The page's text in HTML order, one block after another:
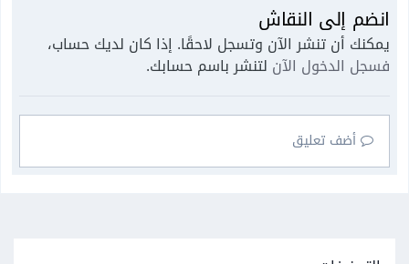
انضم إلى النقاش
يمكنك أن تنشر الآن وتسجل لاحقًا. إذا كان لديك حساب،
فسجل الدخول الآن لتنشر باسم حسابك.
أضف تعليق